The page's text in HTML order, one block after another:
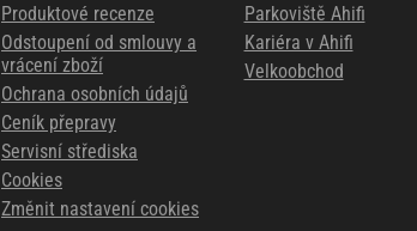
Produktové recenze
Odstoupení od smlouvy a
vrácení zboží
Ochrana osobních údajů
Ceník přepravy
Servisní střediska
Cookies
Změnit nastavení cookies
Parkoviště Ahifi
Kariéra v Ahifi
Velkoobchod